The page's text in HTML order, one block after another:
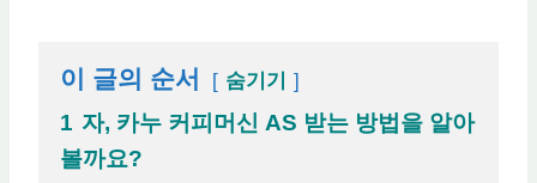
이 글의 순서 숨기기
1 자, 카누 커피머신 AS 받는 방법을 알아
볼까요?